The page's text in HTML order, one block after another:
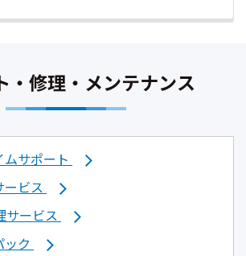
・修理・メンテナンス
サポート
ービス
サービス
ック